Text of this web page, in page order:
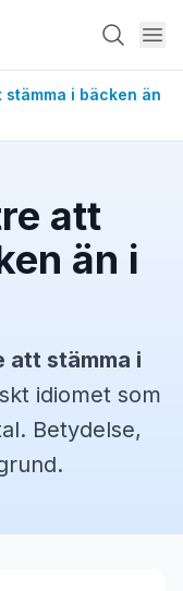
i bäcken än
att
än i
att stämma i
idiomet som
Betydelse,